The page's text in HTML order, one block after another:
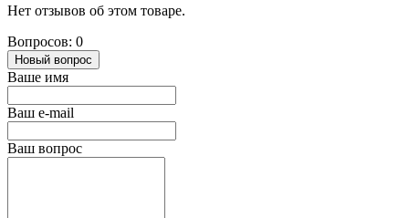
Нет отзывов об этом товаре.
Вопросов: 0
Новый вопрос
Ваше имя
Ваш e-mail
Ваш вопрос